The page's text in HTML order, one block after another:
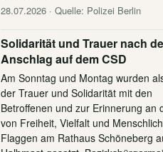
28.07.2026 · Quelle: Polizei Berlin
Solidarität und Trauer nach
Anschlag auf dem CSD
Am Sonntag und Montag wurden
der Trauer und Solidarität mit den
Betroffenen und zur Erinnerung an
von Freiheit, Vielfalt und
Flaggen am Rathaus Schöneberg